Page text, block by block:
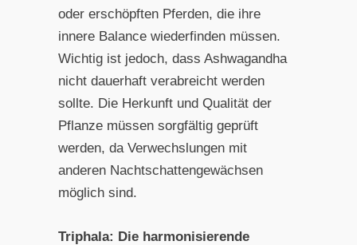
oder erschöpften Pferden, die ihre
innere Balance wiederfinden müssen.
Wichtig ist jedoch, dass Ashwagandha
nicht dauerhaft verabreicht werden
sollte. Die Herkunft und Qualität der
Pflanze müssen sorgfältig geprüft
werden, da Verwechslungen mit
anderen Nachtschattengewächsen
möglich sind.
Triphala: Die harmonisierende